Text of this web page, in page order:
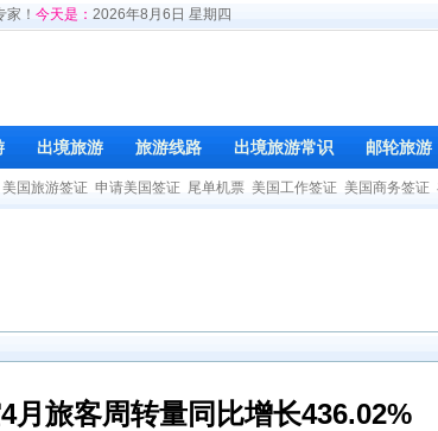
！ 今天是： 2026年8月6日 星期四
出境旅游 旅游线路 出境旅游常识 邮轮旅游
美国旅游签证 申请美国签证 尾单机票 美国工作签证 美国商务签证
月旅客周转量同比增长436.02%